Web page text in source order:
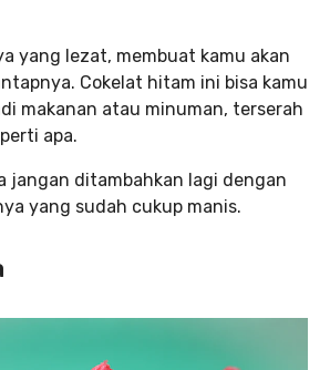
yang lezat, membuat kamu akan
Cokelat hitam ini bisa kamu
makanan atau minuman, terserah
apa.
jangan ditambahkan lagi dengan
yang sudah cukup manis.